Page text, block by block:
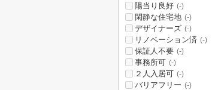
陽当り良好 (-)
閑静な住宅地 (-)
デザイナーズ (-)
リノベーション済 (-)
保証人不要 (-)
事務所可 (-)
２人入居可 (-)
バリアフリー (-)